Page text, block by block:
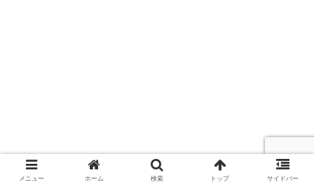
メニュー ホーム 検索 トップ サイドバー